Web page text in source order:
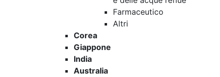
Farmaceutico
Altri
Corea
Giappone
India
Australia